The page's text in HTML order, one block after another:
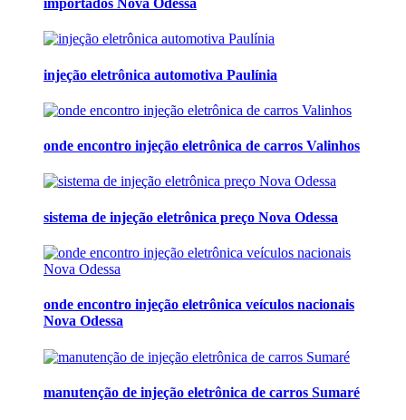
importados Nova Odessa
injeção eletrônica automotiva Paulínia
onde encontro injeção eletrônica de carros Valinhos
sistema de injeção eletrônica preço Nova Odessa
onde encontro injeção eletrônica veículos nacionais
Nova Odessa
manutenção de injeção eletrônica de carros Sumaré